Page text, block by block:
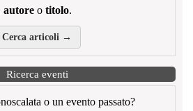
autore o titolo.
Cerca articoli →
Ricerca eventi
o un evento passato?